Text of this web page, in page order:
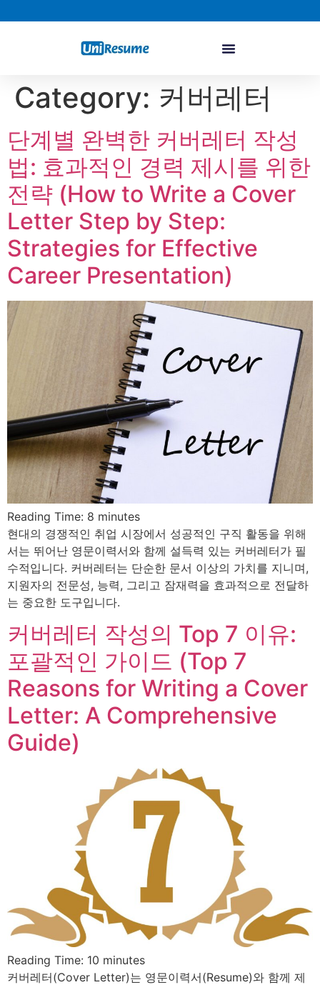
Category: 커버레터
단계별 완벽한 커버레터 작성
법: 효과적인 경력 제시를 위한
전략 (How to Write a Cover
Letter Step by Step:
Strategies for Effective
Career Presentation)
Reading Time: 8 minutes
현대의 경쟁적인 취업 시장에서 성공적인 구직 활동을 위해
서는 뛰어난 영문이력서와 함께 설득력 있는 커버레터가 필
수적입니다. 커버레터는 단순한 문서 이상의 가치를 지니며,
지원자의 전문성, 능력, 그리고 잠재력을 효과적으로 전달하
는 중요한 도구입니다.
커버레터 작성의 Top 7 이유:
포괄적인 가이드 (Top 7
Reasons for Writing a Cover
Letter: A Comprehensive
Guide)
Reading Time: 10 minutes
커버레터(Cover Letter)는 영문이력서(Resume)와 함께 제